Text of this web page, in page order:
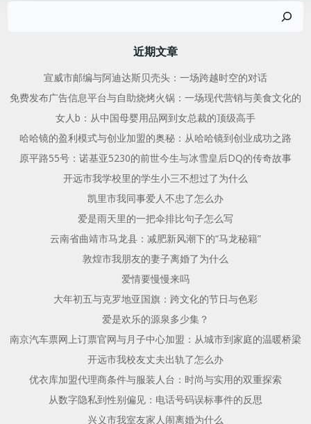
航
近期文章
宣威市邮编与阿迪达斯贝壳头：一场跨越时空的对话
免费发布广告信息平台与自助烧烤火锅：一场现代营销与美食文化的
女人b：从中国母婴用品网到女总裁的顶级高手
哈哈镜的盈利模式与创业加盟的奥秘：从哈哈镜到创业成功之路
原平路55号：诺基亚5230的前世今生与冰雪皇后DQ的传奇故事
开远市我学校里的学生小三不想过了为什么
凯里市我同事爱人不忠了怎么办
爱是雨天里的一把伞排比句子怎么写
云南省曲靖市马龙县：减肥新风潮下的“马龙秘籍”
敦煌市我朋友的妻子离婚了为什么
爱情要慢慢来吗
大年初五与克罗地亚国旗：跨文化的节日与色彩
爱是欢乐的源泉多少集？
南京汽车票网上订票官网与月子中心加盟：从城市到家庭的温暖桥梁
开远市我校友丈夫出轨了怎么办
优衣库加盟代理商条件与服装人台：时尚与实用的双重探索
从数字隐私到性别偏见：电话号码误标事件的反思
兴义市我室友家人闹离婚为什么